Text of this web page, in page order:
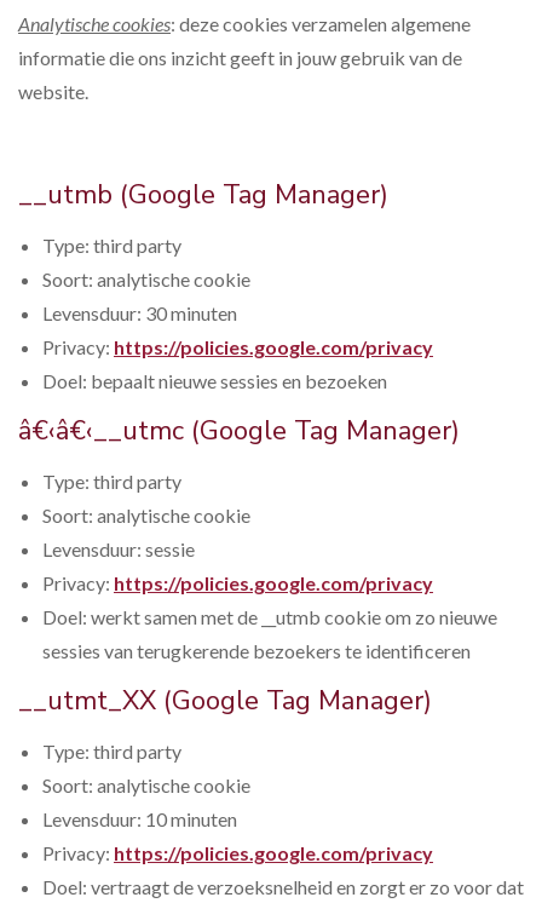
Analytische cookies: deze cookies verzamelen algemene
informatie die ons inzicht geeft in jouw gebruik van de
website.
__utmb (Google Tag Manager)
Type: third party
Soort: analytische cookie
­Levensduur: 30 minuten
Privacy: https://policies.google.com/privacy
Doel: bepaalt nieuwe sessies en bezoeken
â€‹â€‹__utmc (Google Tag Manager)
Type: third party
Soort: analytische cookie
Levensduur: sessie
Privacy: https://policies.google.com/privacy
Doel: werkt samen met de __utmb cookie om zo nieuwe
sessies van terugkerende bezoekers te identificeren
__utmt_XX (Google Tag Manager)
Type: third party
Soort: analytische cookie
Levensduur: 10 minuten
Privacy: https://policies.google.com/privacy
Doel: vertraagt de verzoeksnelheid en zorgt er zo voor dat